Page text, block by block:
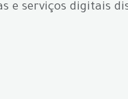
e serviços digitais